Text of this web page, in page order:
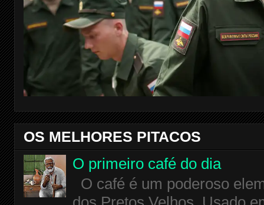
OS MELHORES PITACOS
O primeiro café do dia
O café é um poderoso